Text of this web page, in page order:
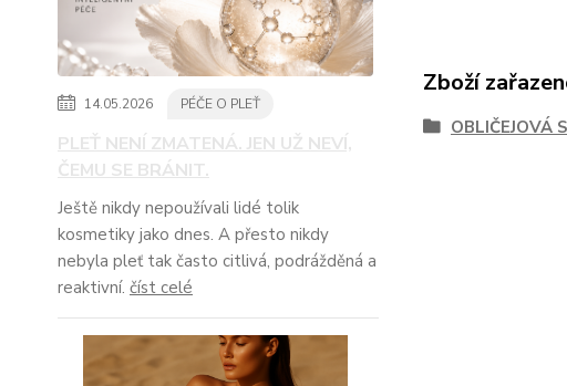
14.05.2026 PÉČE O PLEŤ
PLEŤ NENÍ ZMATENÁ. JEN UŽ NEVÍ,
ČEMU SE BRÁNIT.
Ještě nikdy nepoužívali lidé tolik
kosmetiky jako dnes. A přesto nikdy
nebyla pleť tak často citlivá, podrážděná a
reaktivní. číst celé
Zboží
OBLIČEJOVÁ